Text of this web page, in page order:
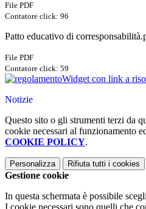
File PDF
Contatore click: 96
Patto educativo di
File PDF
Contatore click: 59
Widget con link a
Notizie
Questo sito o gli strumenti terzi da
cookie necessari al funzionamento
COOKIE POLICY.
Personalizza Rifiuta tutti i cookies
Gestione cookie
In questa schermata è possibile
I cookie necessari sono quelli che